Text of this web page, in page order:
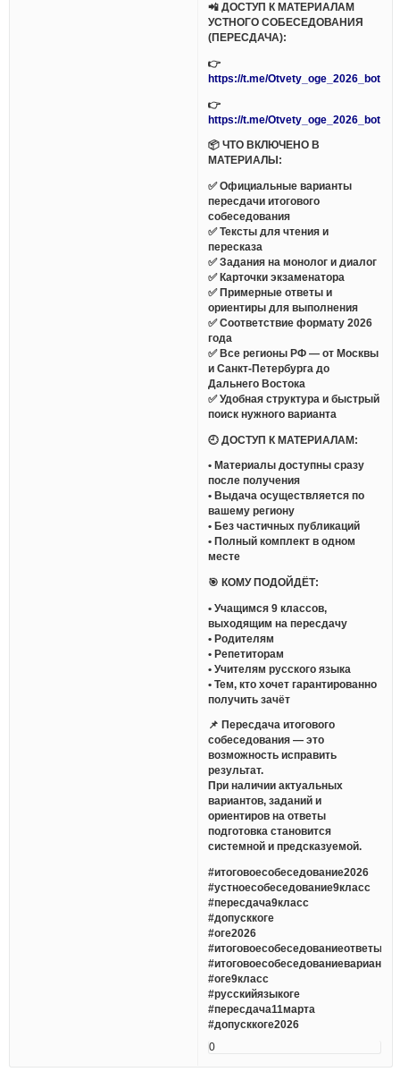
📲 ДОСТУП К МАТЕРИАЛАМ
УСТНОГО СОБЕСЕДОВАНИЯ
(ПЕРЕСДАЧА):
👉
https://t.me/Otvety_oge_2026_bot
👉
https://t.me/Otvety_oge_2026_bot
📦 ЧТО ВКЛЮЧЕНО В
МАТЕРИАЛЫ:
✅ Официальные варианты
пересдачи итогового
собеседования
✅ Тексты для чтения и
пересказа
✅ Задания на монолог и диалог
✅ Карточки экзаменатора
✅ Примерные ответы и
ориентиры для выполнения
✅ Соответствие формату 2026
года
✅ Все регионы РФ — от Москвы
и Санкт-Петербурга до
Дальнего Востока
✅ Удобная структура и быстрый
поиск нужного варианта
🕘 ДОСТУП К МАТЕРИАЛАМ:
• Материалы доступны сразу
после получения
• Выдача осуществляется по
вашему региону
• Без частичных публикаций
• Полный комплект в одном
месте
🎯 КОМУ ПОДОЙДЁТ:
• Учащимся 9 классов,
выходящим на пересдачу
• Родителям
• Репетиторам
• Учителям русского языка
• Тем, кто хочет гарантированно
получить зачёт
📌 Пересдача итогового
собеседования — это
возможность исправить
результат.
При наличии актуальных
вариантов, заданий и
ориентиров на ответы
подготовка становится
системной и предсказуемой.
#итоговоесобеседование2026
#устноесобеседование9класс
#пересдача9класс
#допусккоге
#оге2026
#итоговоесобеседованиеответы
#итоговоесобеседованиеварианты
#оге9класс
#русскийязыкоге
#пересдача11марта
#допусккоге2026
0